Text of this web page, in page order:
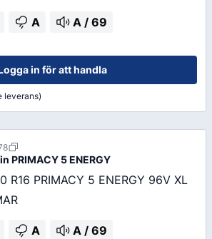
A A / 69
in för att handla
leverans)
PRIMACY 5 ENERGY
R16 PRIMACY 5 ENERGY 96V XL
A A / 69